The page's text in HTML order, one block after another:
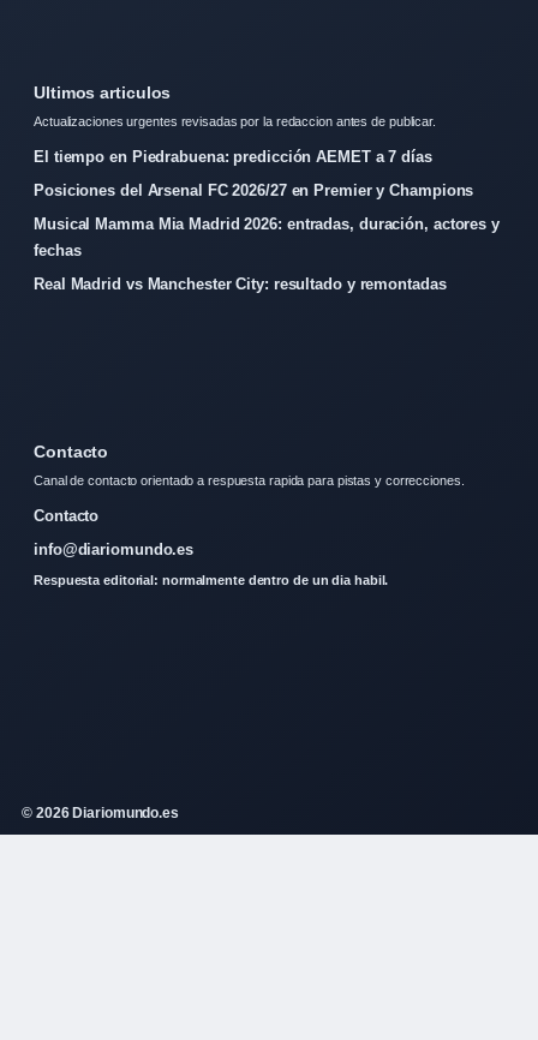
Ultimos articulos
Actualizaciones urgentes revisadas por la redaccion antes de publicar.
El tiempo en Piedrabuena: predicción AEMET a 7 días
Posiciones del Arsenal FC 2026/27 en Premier y Champions
Musical Mamma Mia Madrid 2026: entradas, duración, actores y
fechas
Real Madrid vs Manchester City: resultado y remontadas
Contacto
Canal de contacto orientado a respuesta rapida para pistas y correcciones.
Contacto
info@diariomundo.es
Respuesta editorial: normalmente dentro de un dia habil.
© 2026 Diariomundo.es